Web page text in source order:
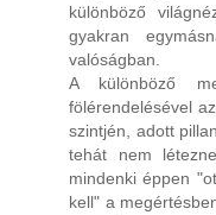
különböző
gyakran
valóságban.
A különböző
fölérendelésével
szintjén, adott
tehát nem
mindenki éppen
kell" a